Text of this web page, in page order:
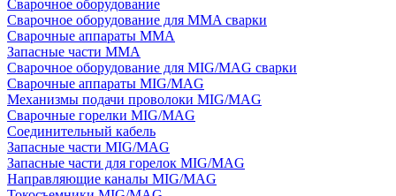
Сварочное оборудование
Сварочное оборудование для MMA сварки
Сварочные аппараты MMA
Запасные части MMA
Сварочное оборудование для MIG/MAG сварки
Сварочные аппараты MIG/MAG
Механизмы подачи проволоки MIG/MAG
Сварочные горелки MIG/MAG
Соединительный кабель
Запасные части MIG/MAG
Запасные части для горелок MIG/MAG
Направляющие каналы MIG/MAG